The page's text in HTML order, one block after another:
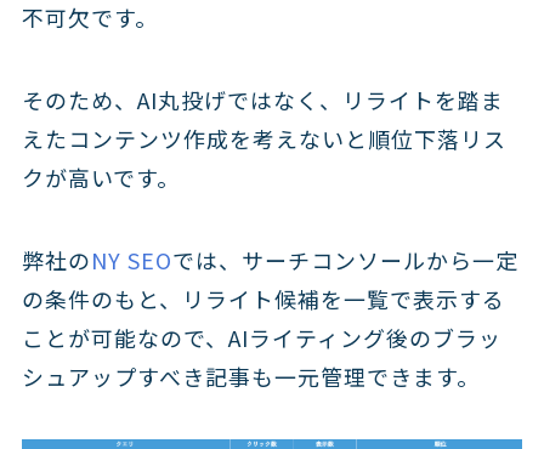
不可欠です。
そのため、AI丸投げではなく、リライトを踏ま
えたコンテンツ作成を考えないと順位下落リス
クが高いです。
弊社のNY SEOでは、サーチコンソールから一定
の条件のもと、リライト候補を一覧で表示する
ことが可能なので、AIライティング後のブラッ
シュアップすべき記事も一元管理できます。